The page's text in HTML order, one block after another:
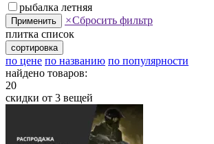
рыбалка летняя
Применить ×Сбросить фильтр
плитка список
сортировка
по цене по названию по популярности
найдено товаров:
20
скидки от 3 вещей